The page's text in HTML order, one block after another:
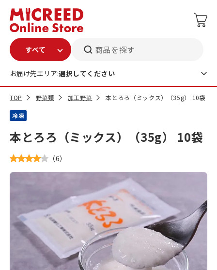
商品を探す
お届け先エリア:選択してください
TOP 野菜類 加工野菜 本とろろ（ミックス）（35g） 10袋
冷凍
本とろろ（ミックス）（35g） 10袋
（6）